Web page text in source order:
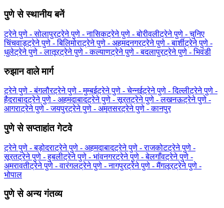
पुणे से स्थानीय बनें
ट्रेने पुणे - सोलापुरट्रेने पुणे - नासिकट्रेने पुणे - बोरीवलीट्रेने पुणे - चुनिए
चिंचवाड़ट्रेने पुणे - बिलिमोराट्रेने पुणे - अहमदनगरट्रेने पुणे - बार्शीट्रेने पुणे -
धुलेट्रेने पुणे - लातूरट्रेने पुणे - कल्याणट्रेने पुणे - बदलापुरट्रेने पुणे - भिवंडी
रुझान वाले मार्ग
ट्रेने पुणे - बंगलौरट्रेने पुणे - मुम्बईट्रेने पुणे - चेन्नईट्रेने पुणे - दिल्लीट्रेने पुणे -
हैदराबादट्रेने पुणे - अहमदाबादट्रेने पुणे - सूरतट्रेने पुणे - लखनऊट्रेने पुणे -
आगराट्रेने पुणे - जयपुरट्रेने पुणे - अमृतसरट्रेने पुणे - कानपुर
पुणे से सप्ताहांत गेटवे
ट्रेने पुणे - बड़ोदराट्रेने पुणे - अहमदाबादट्रेने पुणे - राजकोटट्रेने पुणे -
सूरतट्रेने पुणे - हुबलीट्रेने पुणे - भांवनगरट्रेने पुणे - बेलगाँवट्रेने पुणे -
अमरावतीट्रेने पुणे - वारंगलट्रेने पुणे - नागपुरट्रेने पुणे - मैंगलूरट्रेने पुणे -
भोपाल
पुणे से अन्य गंतव्य